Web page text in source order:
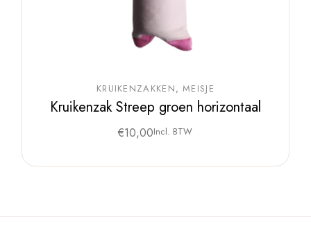
KRUIKENZAKKEN MEISJE
Kruikenzak Streep groen horizontaal
€10,00Incl. BTW